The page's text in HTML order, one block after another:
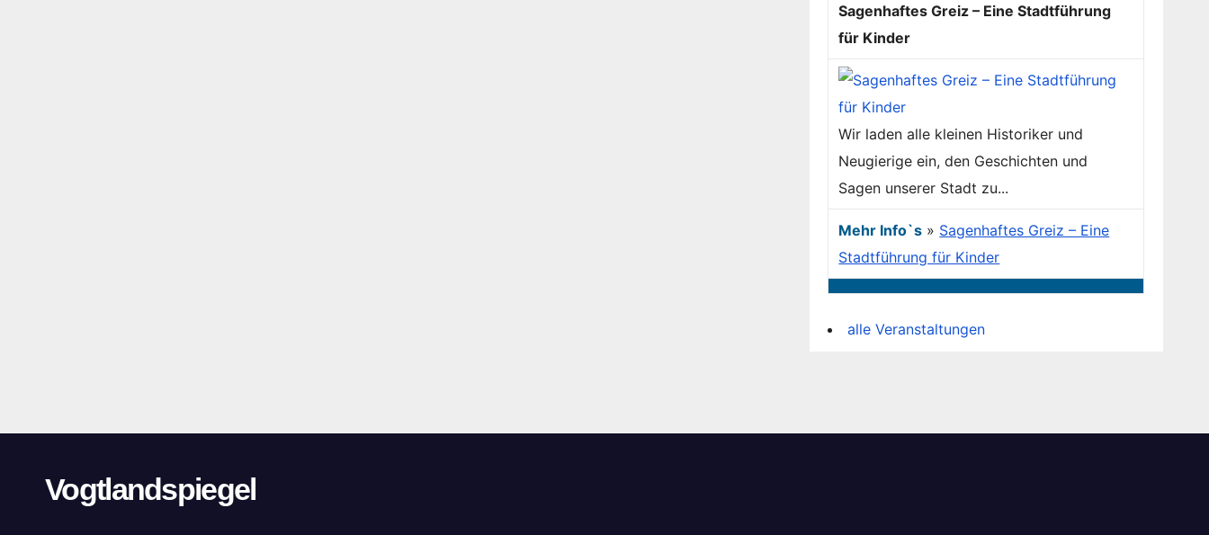
Sagenhaftes Greiz – Eine Stadtführung
für Kinder
Wir laden alle kleinen Historiker und
Neugierige ein, den Geschichten und
Sagen unserer Stadt zu...
Mehr Info`s » Sagenhaftes Greiz – Eine
Stadtführung für Kinder
alle Veranstaltungen
Vogtlandspiegel